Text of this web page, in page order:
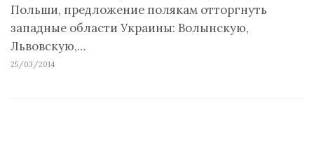
Польши, предложение полякам отторгнуть
западные области Украины: Волынскую,
Львовскую,…
25/03/2014